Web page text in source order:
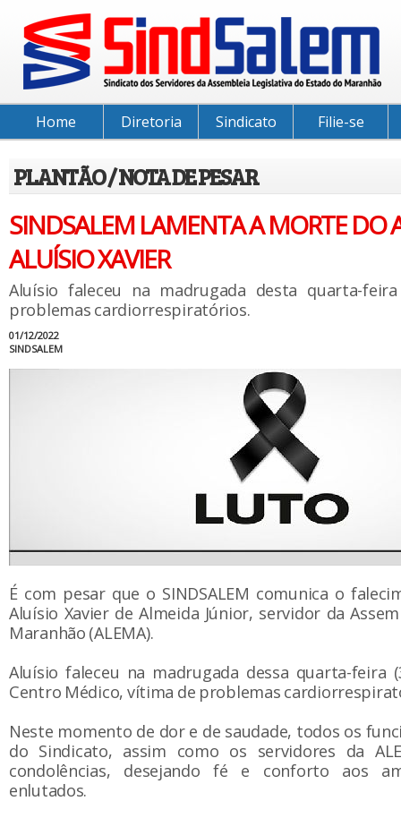
Home Diretoria Sindicato Filie-se
PLANTÃO / NOTA DE PESAR
SINDSALEM LAMENTA A MORTE DO
ALUÍSIO XAVIER
Aluísio faleceu na madrugada desta quarta-
problemas cardiorrespiratórios.
01/12/2022
SINDSALEM
É com pesar que o SINDSALEM comunica o
Aluísio Xavier de Almeida Júnior, servidor da
Maranhão (ALEMA).
Aluísio faleceu na madrugada dessa quarta-feira
Centro Médico, vítima de problemas
Neste momento de dor e de saudade, todos os
do Sindicato, assim como os servidores da
condolências, desejando fé e conforto aos
enlutados.